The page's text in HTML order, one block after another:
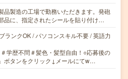
品製造の工場で勤務いただきます。発砲
品に、指定されたシールを貼り付け…
ランクOK / パソコンスキル不要 / 英語力
学歴不問＃髪色・髪型自由！○応募後の
ボタンをクリック↓メールにてw…